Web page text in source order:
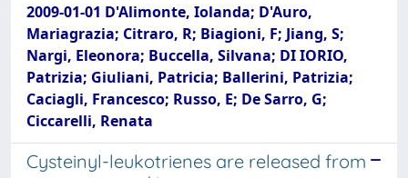
2009-01-01 D'Alimonte, Iolanda; D'Auro,
Mariagrazia; Citraro, R; Biagioni, F; Jiang, S;
Nargi, Eleonora; Buccella, Silvana; DI IORIO,
Patrizia; Giuliani, Patricia; Ballerini, Patrizia;
Caciagli, Francesco; Russo, E; De Sarro, G;
Ciccarelli, Renata
Cysteinyl-leukotrienes are released from